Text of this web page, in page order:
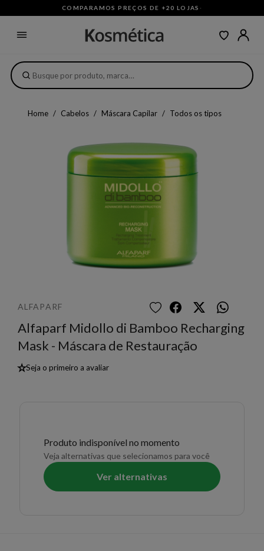
COMPARAMOS PREÇOS DE +20 LOJAS ·
Home Cabelos Máscara Capilar Todos os tipos
ALFAPARF
Alfaparf Midollo di Bamboo Recharging
Mask - Máscara de Restauração
★Seja o primeiro a avaliar
Produto indisponível no momento
Veja alternativas que selecionamos para você
Ver alternativas